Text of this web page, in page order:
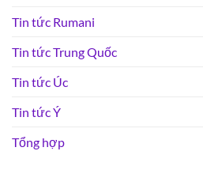
Tin tức Rumani
Tin tức Trung Quốc
Tin tức Úc
Tin tức Ý
Tổng hợp